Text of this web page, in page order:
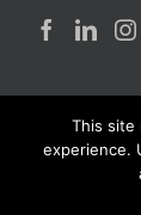
©
This site
experience.